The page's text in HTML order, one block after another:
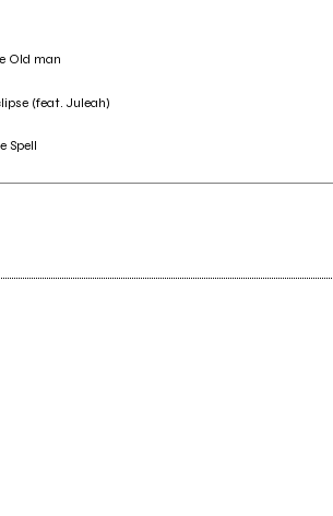
Old man
(feat. Juleah)
Spell